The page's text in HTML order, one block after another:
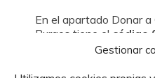
Gestionar
En el apartado Donar a
Burgos tiene el código